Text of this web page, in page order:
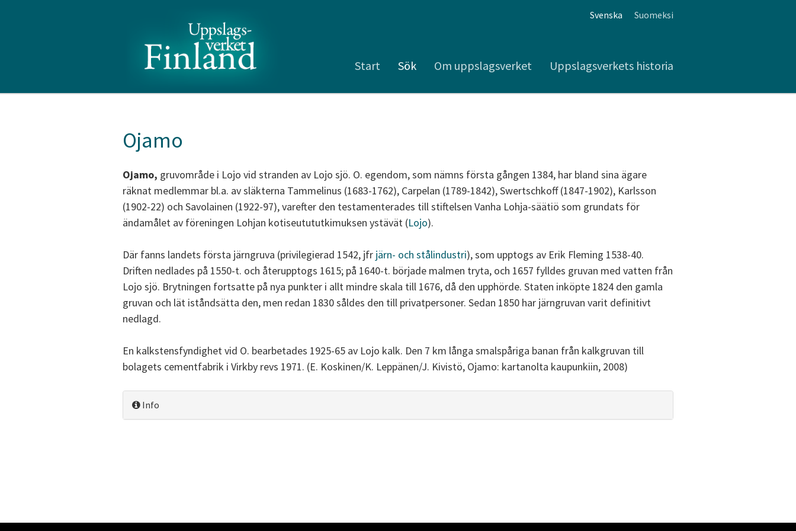
Svenska Suomeksi
Start Sök Om uppslagsverket Uppslagsverkets historia
Ojamo
Ojamo, gruvområde i Lojo vid stranden av Lojo sjö. O. egendom, som nämns första gången 1384, har bland sina ägare
räknat medlemmar bl.a. av släkterna Tammelinus (1683-1762), Carpelan (1789-1842), Swertschkoff (1847-1902), Karlsson
(1902-22) och Savolainen (1922-97), varefter den testamenterades till stiftelsen Vanha Lohja-säätiö som grundats för
ändamålet av föreningen Lohjan kotiseutututkimuksen ystävät (Lojo).
Där fanns landets första järngruva (privilegierad 1542, jfr järn- och stålindustri), som upptogs av Erik Fleming 1538-40.
Driften nedlades på 1550-t. och återupptogs 1615; på 1640-t. började malmen tryta, och 1657 fylldes gruvan med vatten från
Lojo sjö. Brytningen fortsatte på nya punkter i allt mindre skala till 1676, då den upphörde. Staten inköpte 1824 den gamla
gruvan och lät iståndsätta den, men redan 1830 såldes den till privatpersoner. Sedan 1850 har järngruvan varit definitivt
nedlagd.
En kalkstensfyndighet vid O. bearbetades 1925-65 av Lojo kalk. Den 7 km långa smalspåriga banan från kalkgruvan till
bolagets cementfabrik i Virkby revs 1971. (E. Koskinen/K. Leppänen/J. Kivistö, Ojamo: kartanolta kaupunkiin, 2008)
Info